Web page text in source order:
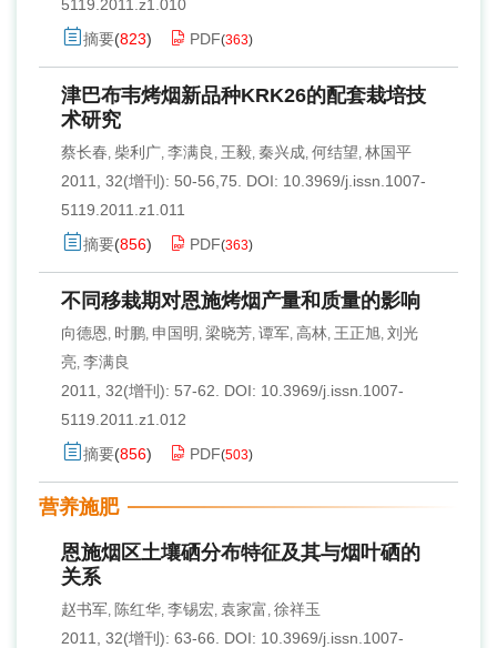
5119.2011.z1.010
摘要(823) PDF(363)
津巴布韦烤烟新品种KRK26的配套栽培技
术研究
蔡长春, 柴利广, 李满良 , 王毅, 秦兴成, 何结望, 林国平
2011, 32(增刊): 50-56,75.
DOI: 10.3969/j.issn.1007-
5119.2011.z1.011
摘要(856) PDF(363)
不同移栽期对恩施烤烟产量和质量的影响
向德恩 , 时鹏, 申国明 , 梁晓芳, 谭军, 高林, 王正旭, 刘光
亮, 李满良
2011, 32(增刊): 57-62.
DOI: 10.3969/j.issn.1007-
5119.2011.z1.012
摘要(856) PDF(503)
营养施肥
恩施烟区土壤硒分布特征及其与烟叶硒的
关系
赵书军, 陈红华, 李锡宏, 袁家富, 徐祥玉
2011, 32(增刊): 63-66.
DOI: 10.3969/j.issn.1007-